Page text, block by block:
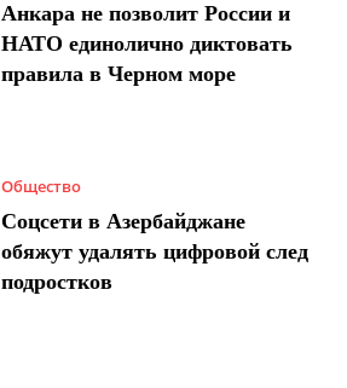
Анкара не позволит России и
НАТО единолично диктовать
правила в Черном море
Общество
Соцсети в Азербайджане
обяжут удалять цифровой след
подростков